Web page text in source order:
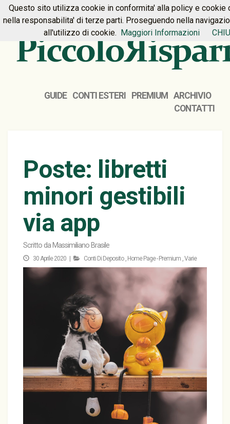
HOME PREMIUM CONTATTI
GUIDE CONTI ESTERI PREMIUM
ARCHIVIO
CONTATTI
Poste: libretti
minori gestibili
via app
Scritto da Massimiliano Brasile
30 Aprile 2020 | Conti Di Deposito , Home Page - Premium ,Varie
Questo sito utilizza cookie in conformita' alla policy e cookie
nella responsabilita' di terze parti. Proseguendo nella
all'utilizzo di cookie. Maggiori Informazioni